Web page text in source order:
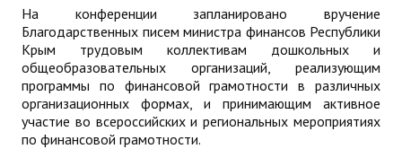
На конференции запланировано вручение
Благодарственных писем министра финансов Республики
Крым трудовым коллективам дошкольных и
общеобразовательных организаций, реализующим
программы по финансовой грамотности в различных
организационных формах, и принимающим активное
участие во всероссийских и региональных мероприятиях
по финансовой грамотности.